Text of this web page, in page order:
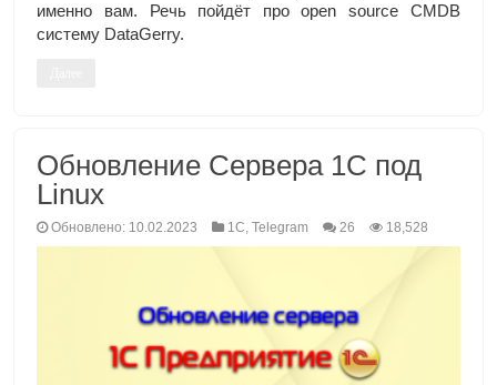
именно вам. Речь пойдёт про open source CMDB
систему DataGerry.
Обновление Сервера 1С под
Linux
Обновлено: 10.02.2023 1C,Telegram 26 18,528